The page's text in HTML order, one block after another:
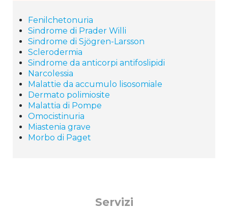
Fenilchetonuria
Sindrome di Prader Willi
Sindrome di Sjögren-Larsson
Sclerodermia
Sindrome da anticorpi antifoslipidi
Narcolessia
Malattie da accumulo lisosomiale
Dermato polimiosite
Malattia di Pompe
Omocistinuria
Miastenia grave
Morbo di Paget
Servizi